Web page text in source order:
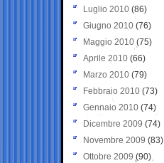
Luglio 2010 (86)
Giugno 2010 (76)
Maggio 2010 (75)
Aprile 2010 (66)
Marzo 2010 (79)
Febbraio 2010 (73)
Gennaio 2010 (74)
Dicembre 2009 (74)
Novembre 2009 (83)
Ottobre 2009 (90)